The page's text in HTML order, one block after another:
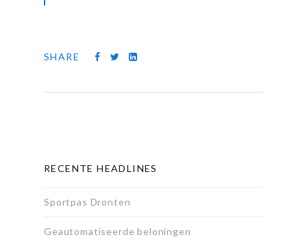
SHARE
RECENTE HEADLINES
Sportpas Dronten
Geautomatiseerde beloningen